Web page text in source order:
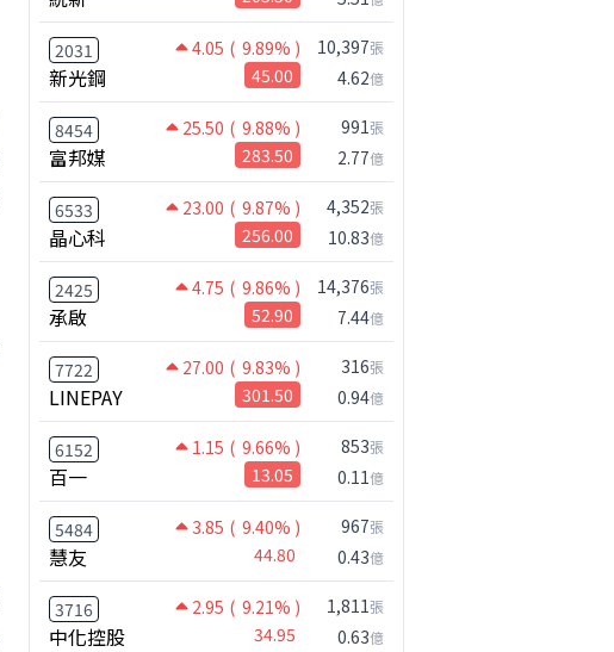
2031 4.05 ( 9.89% )
新光鋼 45.00
10,397張
4.62億
8454 25.50 ( 9.88% )
富邦媒 283.50
991張
2.77億
6533 23.00 ( 9.87% )
晶心科 256.00
4,352張
10.83億
2425 4.75 ( 9.86% )
承啟 52.90
14,376張
7.44億
7722 27.00 ( 9.83% )
LINEPAY 301.50
316張
0.94億
6152 1.15 ( 9.66% )
百一 13.05
853張
0.11億
5484 3.85 ( 9.40% )
慧友 44.80
967張
0.43億
3716 2.95 ( 9.21% )
中化控股 34.95
1,811張
0.63億